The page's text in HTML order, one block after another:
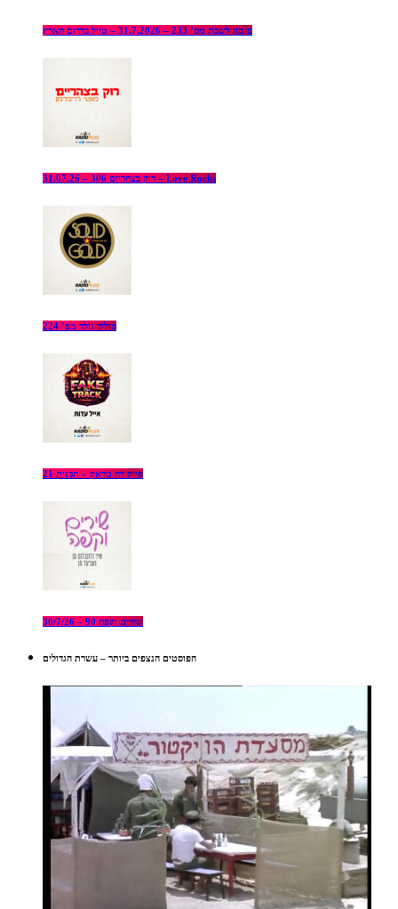
פזמון לשבת מס’ 233 – 31.7.2026 – טיול בדרום הארץ
רוק בצהריים 306 – 31.07.26 – Love Rocks
סוליד גולד מס’ 224
פייק דה טראק – תכנית 21
שירים וקפה 90 – 30/7/26
הפוסטים הנצפים ביותר – עשרת הגדולים